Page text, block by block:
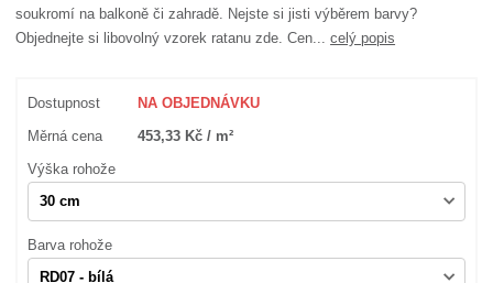
soukromí na balkoně či zahradě. Nejste si jisti výběrem barvy?
Objednejte si libovolný vzorek ratanu zde. Cen...celý popis
Dostupnost NA OBJEDNÁVKU
Měrná cena 453,33 Kč / m²
Výška rohože
Barva rohože